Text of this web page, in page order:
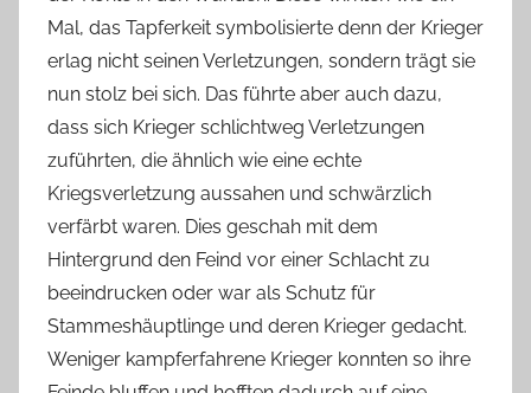
Mal, das Tapferkeit symbolisierte denn der Krieger
erlag nicht seinen Verletzungen, sondern trägt sie
nun stolz bei sich. Das führte aber auch dazu,
dass sich Krieger schlichtweg Verletzungen
zuführten, die ähnlich wie eine echte
Kriegsverletzung aussahen und schwärzlich
verfärbt waren. Dies geschah mit dem
Hintergrund den Feind vor einer Schlacht zu
beeindrucken oder war als Schutz für
Stammeshäuptlinge und deren Krieger gedacht.
Weniger kampferfahrene Krieger konnten so ihre